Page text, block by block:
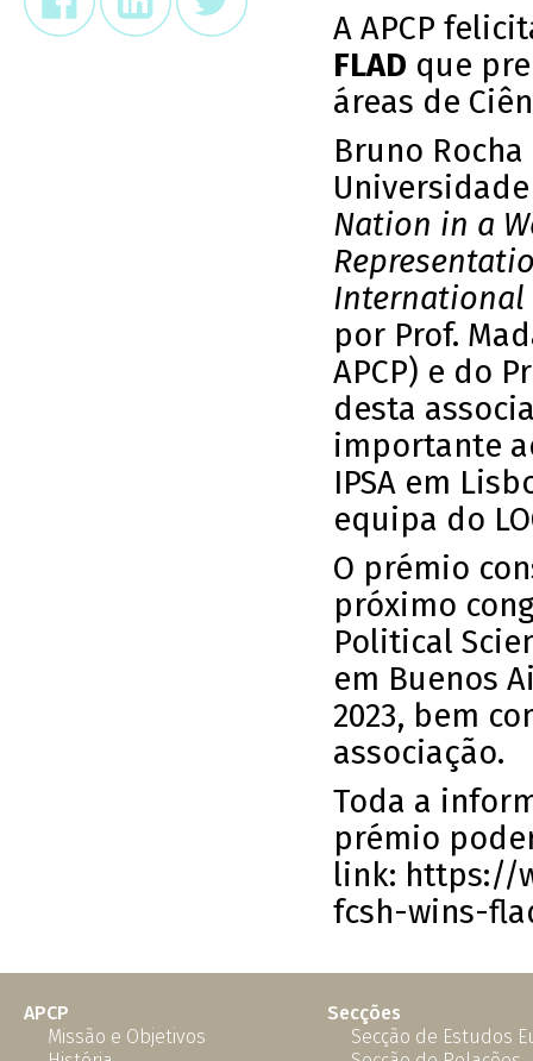
A APCP
FLAD que
áreas de
Bruno
Nation in a
International
por Prof.
APCP) e do
desta
importante
IPSA em
equipa do
O prémio
próximo
Political
em Buenos
2023, bem
associação.
Toda a
prémio
link: https://
fcsh-wins-
APCP
Missão e Objetivos
Secções
Secção de Estudos